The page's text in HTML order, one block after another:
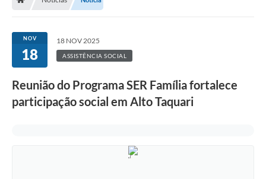
NOV
18
18 NOV 2025
ASSISTÊNCIA SOCIAL
Reunião do Programa SER Família fortalece
participação social em Alto Taquari